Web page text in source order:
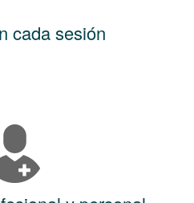
cada sesión